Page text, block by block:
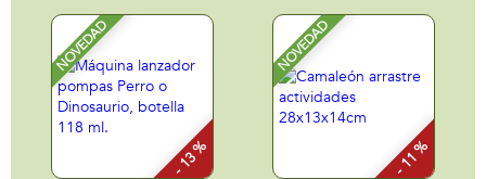
colecc¡onables
NOVEDAD
- 13 %
NOVEDAD
- 11 %